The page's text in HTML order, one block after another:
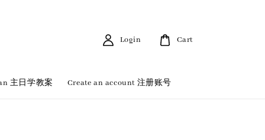
主日学教案 Create an account 注册账号
Login Cart